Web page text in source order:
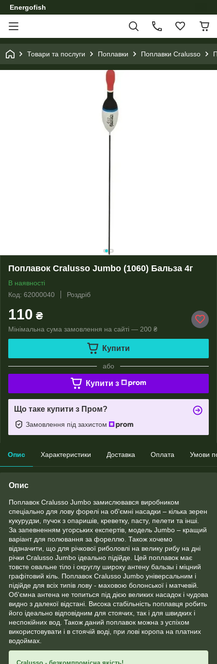
Energofish
Товари та послуги Поплавки Поплавки Cralusso
Поплавок Cralusso Jumbo (1060) Бальза 4г
В наявності
Код: 62000040
Роздріб
110 ₴
Мінімальна сума замовлення на сайті — 200 ₴
Купити
або
Купити з
Що таке купити з Пром?
Замовлення під захистом
Опис Характеристики Доставка Оплата Умови
Опис
Поплавок Cralusso Jumbo замислювався виробником
спеціально для лову форелі на об'ємні насадки – кілька зерен
кукурудзи, пучок з опаришів, креветку, пасту, пелети та інші.
За запевненням угорських експертів, модель Jumbo – кращий
варіант для полювання за фореллю. Також хочемо
відзначити, що для річкової риболовлі на велику рибу на дні
річки Cralusso Jumbo ідеально підійде. Цей поплавок має
товсте овальне тіло і округлу широку антену бальзы і міцний
графітовий кіль. Поплавок Cralusso Jumbo універсальним і
підійде для всіх типів лову - маховою болонської і матчевій.
Об'ємна антена не топиться під дією великих насадок і чудова
видно з далекої відстані. Висока стабільність поплавця робить
його ідеально відповідним для стоячих, так і для швидких і
неспокійних вод. Також даний поплавок можна з успіхом
використовувати і в стоячій воді, при лові коропа на платних
водоймах.